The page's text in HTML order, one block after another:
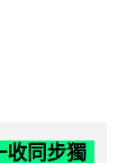
同步獨